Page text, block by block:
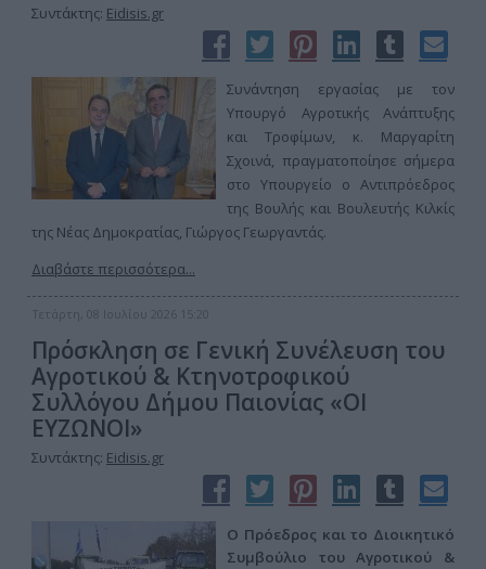
Συντάκτης: Eidisis.gr
Συνάντηση εργασίας με τον
Υπουργό Αγροτικής Ανάπτυξης
και Τροφίμων, κ. Μαργαρίτη
Σχοινά, πραγματοποίησε σήμερα
στο Υπουργείο ο Αντιπρόεδρος
της Βουλής και Βουλευτής Κιλκίς
της Νέας Δημοκρατίας, Γιώργος Γεωργαντάς.
Διαβάστε περισσότερα...
Τετάρτη, 08 Ιουλίου 2026 15:20
Πρόσκληση σε Γενική Συνέλευση του
Αγροτικού & Κτηνοτροφικού
Συλλόγου Δήμου Παιονίας «ΟΙ
ΕΥΖΩΝΟΙ»
Συντάκτης: Eidisis.gr
Ο Πρόεδρος και το Διοικητικό
Συμβούλιο του Αγροτικού &